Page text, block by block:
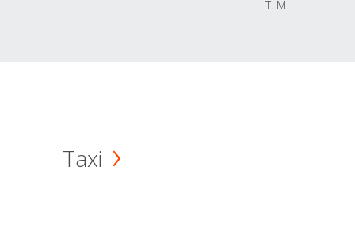
T. M.
Taxi